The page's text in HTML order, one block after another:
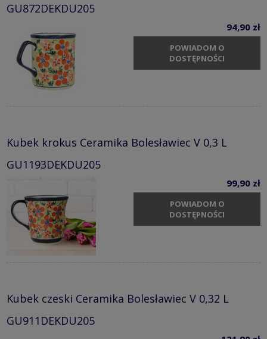
GU872DEKDU205
94,90 zł
POWIADOM O
DOSTĘPNOŚCI
Kubek krokus Ceramika Bolesławiec V 0,3 L
GU1193DEKDU205
99,90 zł
POWIADOM O
DOSTĘPNOŚCI
Kubek czeski Ceramika Bolesławiec V 0,32 L
GU911DEKDU205